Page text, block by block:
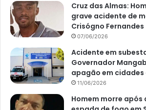
Cruz das Almas:
grave acidente de
Crisógno Fernandes
07/06/2026
Acidente em
Governador
apagão em cidades
11/06/2026
Homem morre